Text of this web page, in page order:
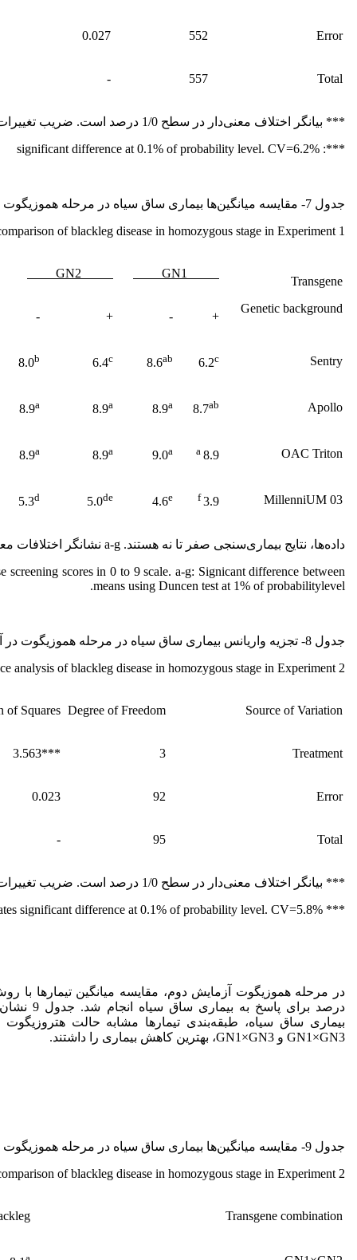
Error
552
0.027
Total
557
-
*** بیانگر اختلاف معنی‌دار در سطح 1/0 درصد است. ضریب تغییرات: 2/6 درصد.
***: significant difference at 0.1% of probability level. CV=6.2%
جدول 7- مقایسه میانگین‌ها بیماری ساق سیاه در مرحله هموزیگوت در آزمایش اول.
of blackleg disease in homozygous stage in Experiment 1.
Transgene
Genetic background
GN1
GN2
+
-
+
-
Sentry
6.2c
8.6ab
6.4c
8.0b
Apollo
8.7ab
8.9a
8.9a
8.9a
OAC Triton
8.9
9.0a
8.9a
8.9a
MillenniUM 03
3.9
f
4.6e
5.0de
5.3d
داده‌ها، نتایج بیماری‌سنجی صفر تا نه هستند. a-g نشانگر اختلافات معنی‌دار می‌باشد.
screening scores in 0 to 9 scale. a-g: Signicant difference between
means using Duncen test at 1% of probabilitylevel.
جدول 8- تجزیه واریانس بیماری ساق سیاه در مرحله هموزیگوت در آزمایش دوم.
analysis of blackleg disease in homozygous stage in Experiment 2.
Source of Variation
Degree of Freedom
of Squares
Treatment
3
***3.563
Error
92
0.023
Total
95
-
*** بیانگر اختلاف معنی‌دار در سطح 1/0 درصد است. ضریب تغییرات: 8/5 درصد
*** indicates significant difference at 0.1% of probability level. CV=5.8%.
در مرحله هموزیگوت آزمایش دوم، مقایسه میانگین تیمارها با
درصد برای پاسخ
بیماری ساق سیاه، طبقه‌بندی تیمارها مشابه حالت هتروزیگوت
GN1×GN3 و GN1×GN3، بهترین کاهش بیماری را داشتند.
جدول 9- مقایسه میانگین‌ها بیماری ساق سیاه در مرحله هموزیگوت در آزمایش دوم.
of blackleg disease in homozygous stage in Experiment 2.
Transgene combination